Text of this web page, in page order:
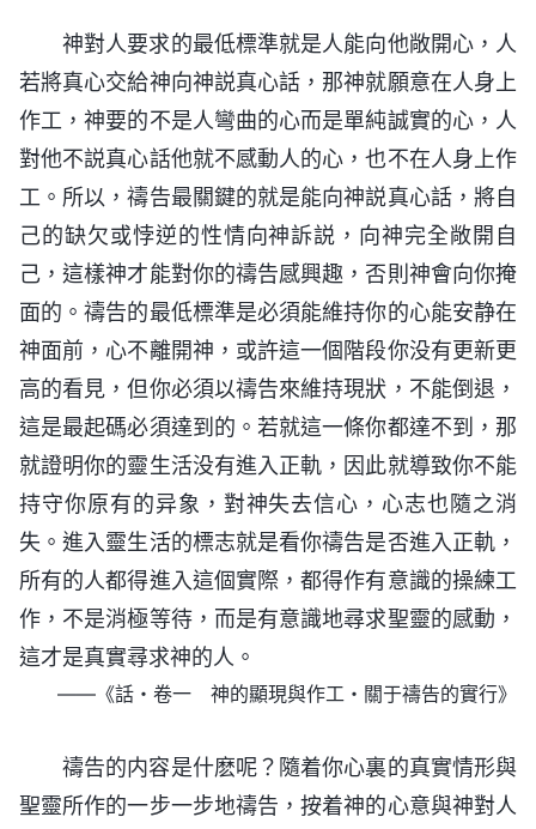
神對人要求的最低標準就是人能向他敞開心，人
若將真心交給神向神説真心話，那神就願意在人身上
作工，神要的不是人彎曲的心而是單純誠實的心，人
對他不説真心話他就不感動人的心，也不在人身上作
工。所以，禱告最關鍵的就是能向神説真心話，將自
己的缺欠或悖逆的性情向神訴説，向神完全敞開自
己，這樣神才能對你的禱告感興趣，否則神會向你掩
面的。禱告的最低標準是必須能維持你的心能安静在
神面前，心不離開神，或許這一個階段你没有更新更
高的看見，但你必須以禱告來維持現狀，不能倒退，
這是最起碼必須達到的。若就這一條你都達不到，那
就證明你的靈生活没有進入正軌，因此就導致你不能
持守你原有的异象，對神失去信心，心志也隨之消
失。進入靈生活的標志就是看你禱告是否進入正軌，
所有的人都得進入這個實際，都得作有意識的操練工
作，不是消極等待，而是有意識地尋求聖靈的感動，
這才是真實尋求神的人。
——《話・卷一 神的顯現與作工・關于禱告的實行》
禱告的内容是什麽呢？隨着你心裏的真實情形與
聖靈所作的一步一步地禱告，按着神的心意與神對人